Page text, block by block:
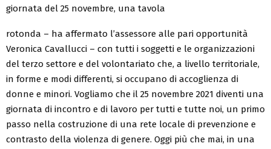
giornata del 25 novembre, una tavola
rotonda – ha affermato l’assessore alle pari opportunità
Veronica Cavallucci – con tutti i soggetti e le organizzazioni
del terzo settore e del volontariato che, a livello territoriale,
in forme e modi differenti, si occupano di accoglienza di
donne e minori. Vogliamo che il 25 novembre 2021 diventi una
giornata di incontro e di lavoro per tutti e tutte noi, un primo
passo nella costruzione di una rete locale di prevenzione e
contrasto della violenza di genere. Oggi più che mai, in una